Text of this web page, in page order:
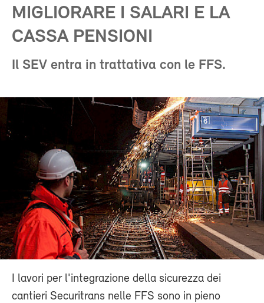
MIGLIORARE I SALARI E LA
CASSA PENSIONI
Il SEV entra in trattativa con le FFS.
I lavori per l'integrazione della sicurezza dei
cantieri Securitrans nelle FFS sono in pieno